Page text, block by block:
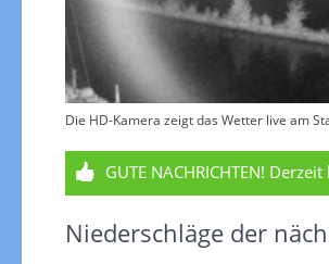
Die HD-Kamera zeigt das Wetter live am
GUTE NACHRICHTEN! Derzeit
Niederschläge der